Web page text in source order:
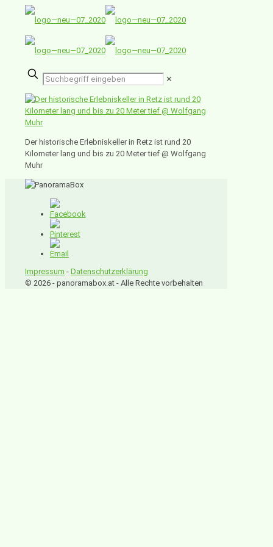
✕
Der historische Erlebniskeller in Retz ist rund 20
Kilometer lang und bis zu 20 Meter tief @ Wolfgang
Muhr
Impressum - Datenschutzerklärung
© 2026 - panoramabox.at - Alle Rechte vorbehalten